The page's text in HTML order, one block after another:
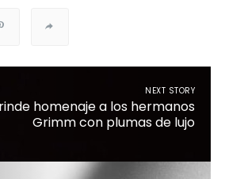
NEXT STORY
homenaje a los hermanos
Grimm con plumas de lujo